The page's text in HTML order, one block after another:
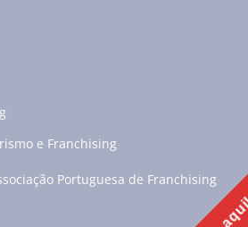
e Franchising
Portuguesa de Franchising